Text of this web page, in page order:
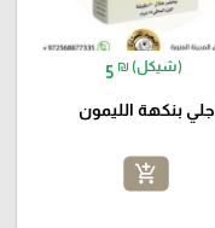
5 ₪ (شيكل)
جلي بنكهة الليمون
add_shopping_cart